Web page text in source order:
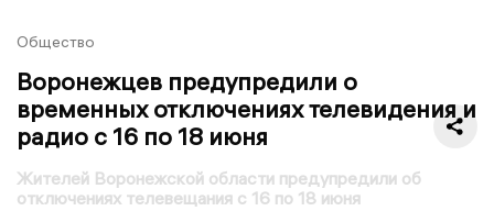
Общество
Воронежцев предупредили о
временных отключениях телевидения и
радио с 16 по 18 июня
Жителей Воронежской области предупредили об
отключениях телевещания с 16 по 18 июня